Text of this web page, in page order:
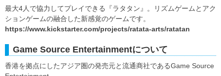
最大4人で協力してプレイできる『ラタタン』。リズムゲームとアク
ションゲームの融合した新感覚のゲームです。
https://www.kickstarter.com/projects/ratata-arts/ratatan
Game Source Entertainmentについて
香港を拠点にしたアジア圏の発売元と流通商社であるGame Source